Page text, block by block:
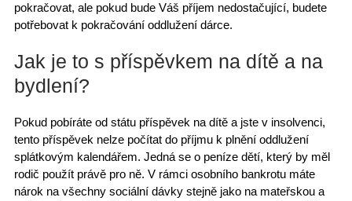
pokračovat, ale pokud bude Váš příjem nedostačující, budete
potřebovat k pokračování oddlužení dárce.
Jak je to s příspěvkem na dítě a na
bydlení?
Pokud pobíráte od státu příspěvek na dítě a jste v insolvenci,
tento příspěvek nelze počítat do příjmu k plnění oddlužení
splátkovým kalendářem. Jedná se o peníze dětí, který by měl
rodič použít právě pro ně. V rámci osobního bankrotu máte
nárok na všechny sociální dávky stejně jako na mateřskou a